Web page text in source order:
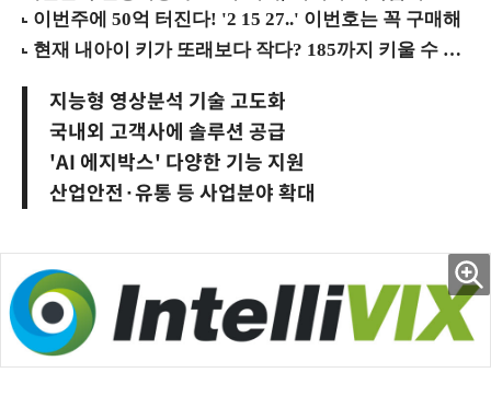
지능형 영상분석 기술 고도화
국내외 고객사에 솔루션 공급
'AI 에지박스' 다양한 기능 지원
산업안전·유통 등 사업분야 확대